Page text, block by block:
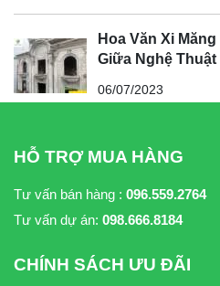
Hoa Văn Xi
Giữa Nghệ
06/07/2023
HỖ TRỢ MUA HÀNG
Tư vấn bán hàng : 096.559.2764
Tư vấn dự án: 098.666.8184
CHÍNH SÁCH ƯU ĐÃI